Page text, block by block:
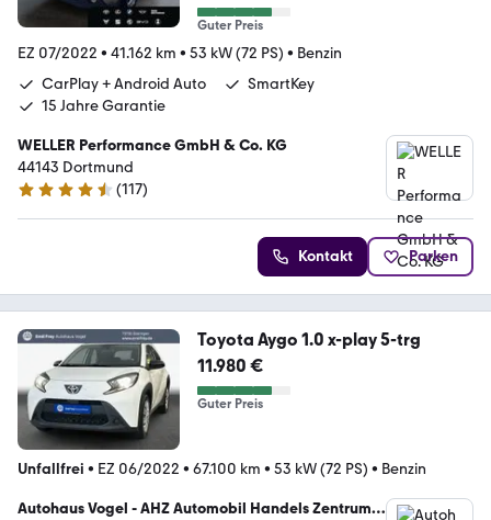
Guter Preis
EZ 07/2022 • 41.162 km • 53 kW (72 PS) • Benzin
CarPlay + Android Auto
SmartKey
15 Jahre Garantie
WELLER Performance GmbH & Co. KG
44143 Dortmund
4.6 Sterne
(117)
Kontakt Parken
Toyota Aygo 1.0 x-play 5-trg
11.980 €
Guter Preis
Unfallfrei • EZ 06/2022 • 67.100 km • 53 kW (72 PS) • Benzin
Autohaus Vogel - AHZ Automobil Handels Zentrum